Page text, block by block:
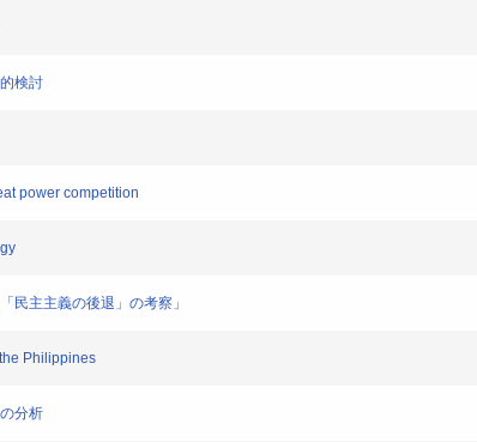
検討
power competition
民主主義の後退」の考察」
Philippines
分析